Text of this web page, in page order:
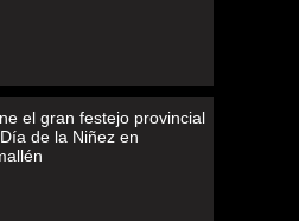
el gran festejo provincial
de la Niñez en